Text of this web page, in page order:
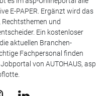
E-PAPER. Ergänzt wird das
und
Ein kostenloser
aktuellen Branchen-
Fachpersonal finden
von AUTOHAUS, asp